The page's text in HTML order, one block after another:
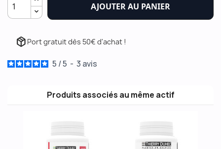
AJOUTER AU PANIER
package_2 Port gratuit dès 50€ d'achat !
5 /5 - 3 avis
Produits associés au même actif